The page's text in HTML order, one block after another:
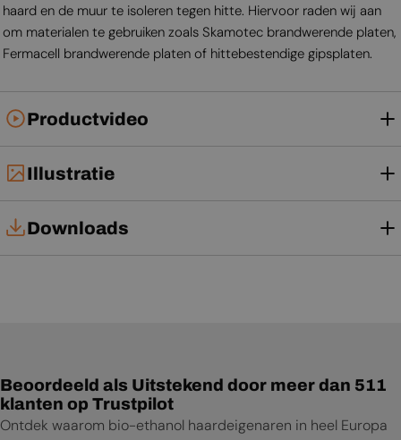
haard en de muur te isoleren tegen hitte. Hiervoor raden wij aan
om materialen te gebruiken zoals Skamotec brandwerende platen,
Fermacell brandwerende platen of hittebestendige gipsplaten.
Productvideo
Illustratie
Downloads
Beoordeeld als Uitstekend door meer dan 511
klanten op Trustpilot
Ontdek waarom bio-ethanol haardeigenaren in heel Europa